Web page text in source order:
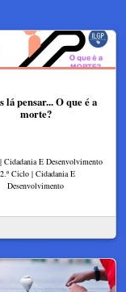
lá pensar... O que é a
morte?
Cidadania E Desenvolvimento
Ciclo | Cidadania E
Desenvolvimento